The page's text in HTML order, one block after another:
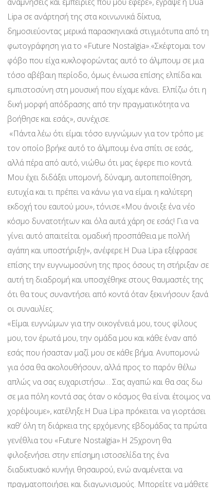
Lipa σε ανάρτησή της στα κοινωνικά δίκτυα,
δημοσιεύοντας μερικά παρασκηνιακά στιγμιότυπα από τη
φωτογράφηση για το «Future Nostalgia».«Σκέφτομαι τον
φόβο που είχα κυκλοφορώντας αυτό το άλμπουμ σε μια
τόσο αβέβαιη περίοδο, όμως ένιωσα επίσης ελπίδα και
εμπιστοσύνη στη μουσική που είχαμε κάνει. Ελπίζω ότι η
δική μορφή απόδρασης από την πραγματικότητα να
βοήθησε και εσάς», συνέχισε.
«Πάντα λέω ότι είμαι τόσο ευγνώμων για τον τρόπο με
τον οποίο βρήκε αυτό το άλμπουμ ένα σπίτι σε εσάς,
αλλά πέρα ​​από αυτό, νιώθω ότι μας έφερε πιο κοντά.
Μου έχει διδάξει υπομονή, δύναμη, αυτοπεποίθηση,
ευτυχία και τι πρέπει να κάνω για να είμαι η καλύτερη
εκδοχή του εαυτού μου», τόνισε.«Μου άνοιξε ένα νέο
κόσμο δυνατοτήτων και όλα αυτά χάρη σε εσάς! Για να
γίνει αυτό απαιτείται ομαδική προσπάθεια με πολλή
αγάπη και υποστήριξη!», ανέφερε.Η Dua Lipa εξέφρασε
επίσης την ευγνωμοσύνη της προς όσους τη στήριξαν σε
αυτή τη διαδρομή και υποσχέθηκε στους θαυμαστές της
ότι θα τους συναντήσει από κοντά όταν ξεκινήσουν ξανά
οι συναυλίες.
«Είμαι ευγνώμων για την οικογένειά μου, τους φίλους
μου, τον έρωτά μου, την ομάδα μου και κάθε έναν από
εσάς που ήσασταν μαζί μου σε κάθε βήμα. Ανυπομονώ
για όσα θα ακολουθήσουν, αλλά προς το παρόν θέλω
απλώς να σας ευχαριστήσω… Σας αγαπώ και θα σας δω
σε μια πόλη κοντά σας όταν ο κόσμος θα είναι έτοιμος να
χορέψουμε», κατέληξε.Η Dua Lipa πρόκειται να γιορτάσει
καθ’ όλη τη διάρκεια της ερχόμενης εβδομάδας τα πρώτα
γενέθλια του «Future Nostalgia».Η 25χρονη θα
φιλοξενήσει στην επίσημη ιστοσελίδα της ένα
διαδικτυακό κυνήγι θησαυρού, ενώ αναμένεται να
πραγματοποιήσει και διαγωνισμούς. Μπορείτε να μάθετε